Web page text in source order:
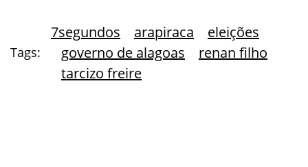
Tags:
7segundos arapiraca
eleições
governo de alagoas
renan filho
tarcizo freire